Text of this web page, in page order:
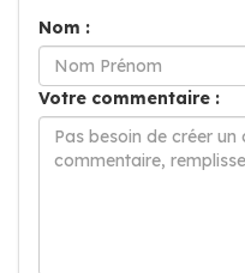
Nom :
Votre commentaire :